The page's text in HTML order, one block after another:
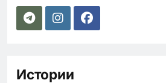
Истории